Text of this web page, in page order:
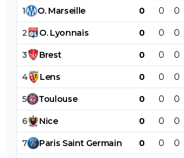
1 O. Marseille 0 0 0
2 O. Lyonnais 0 0 0
3 Brest 0 0 0
4 Lens 0 0 0
5 Toulouse 0 0 0
6 Nice 0 0 0
7 Paris Saint Germain 0 0 0